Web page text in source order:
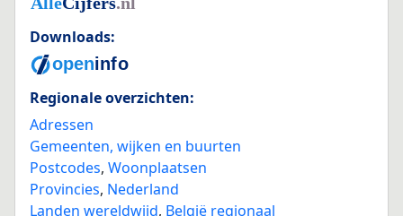
Downloads:
Regionale overzichten:
Adressen
Gemeenten, wijken en buurten
Postcodes, Woonplaatsen
Provincies, Nederland
Landen wereldwijd, België regionaal